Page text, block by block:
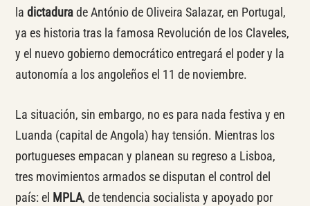
la dictadurade António de Oliveira Salazar, en Portugal,
ya es historia tras la famosa Revolución de los Claveles,
y el nuevo gobierno democrático entregará el poder y la
autonomía a los angoleños el 11 de noviembre.
La situación, sin embargo, no es para nada festiva y en
Luanda (capital de Angola) hay tensión. Mientras los
portugueses empacan y planean su regreso a Lisboa,
tres movimientos armados se disputan el control del
país: el MPLA, de tendencia socialista y apoyado por